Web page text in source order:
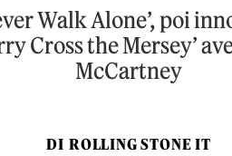
Walk Alone’, poi
Cross the Mersey’
McCartney
DI ROLLING STONE IT